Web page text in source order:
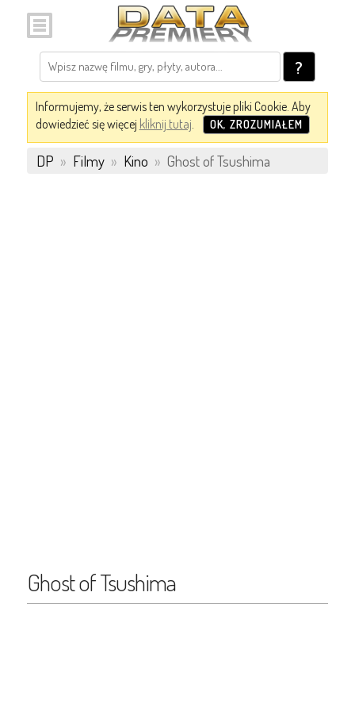
?
Informujemy, że serwis ten wykorzystuje pliki Cookie. Aby
dowiedzieć się więcej kliknij tutaj. OK, ZROZUMIAŁEM
DP » Filmy » Kino » Ghost of Tsushima
Ghost of Tsushima